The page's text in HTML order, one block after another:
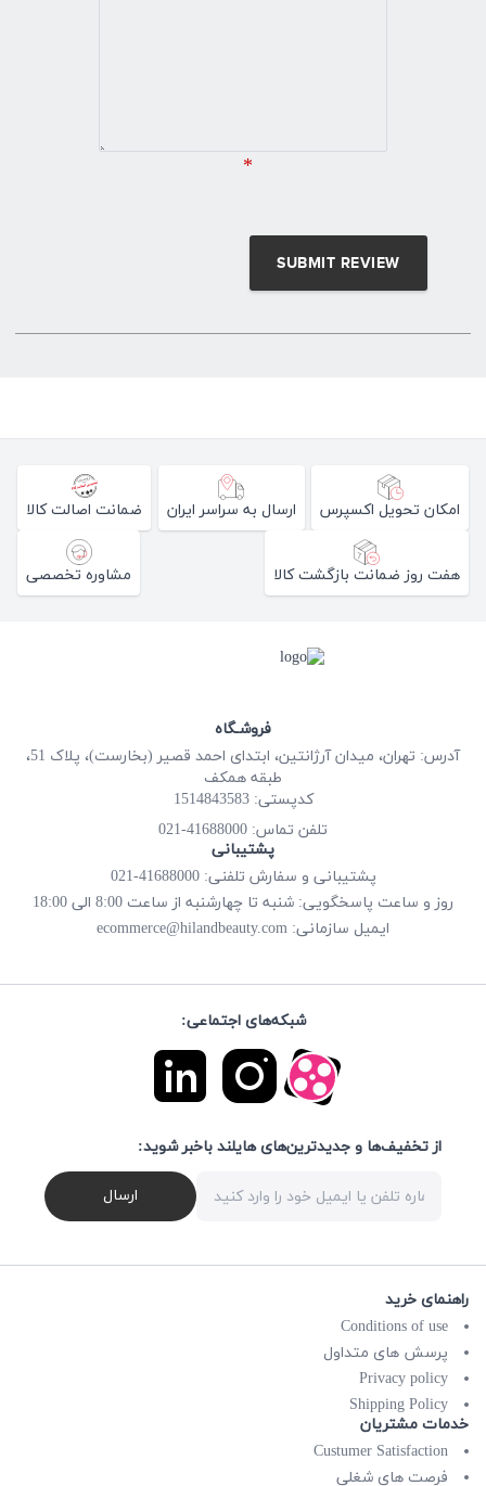
*
امکان تحویل اکسپرس ارسال به سراسر ایران ضمانت اصالت کالا
هفت روز ضمانت بازگشت کالا مشاوره تخصصی
فروشـگاه
آدرس: تهران، میدان آرژانتین، ابتدای احمد قصیر (بخارست)، پلاک 51،
طبقه همکف
کدپستی: 1514843583
تلفن تماس: 41688000-021
پشتیبانی
پشتیبانی و سفارش تلفنی: 41688000-021
روز و ساعت پاسخگویی: شنبه تا چهارشنبه از ساعت 8:00 الی 18:00
ایمیل سازمانی: ecommerce@hilandbeauty.com
شبکه‌های اجتماعی:
از تخفیف‌ها و جدیدترین‌های هایلند باخبر شوید:
ارسال
راهنمای خرید
Conditions of use
پرسش های متداول
Privacy policy
Shipping Policy
خدمات مشتریان
Custumer Satisfaction
فرصت های شغلی